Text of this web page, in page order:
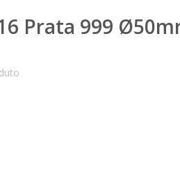
Prata 999